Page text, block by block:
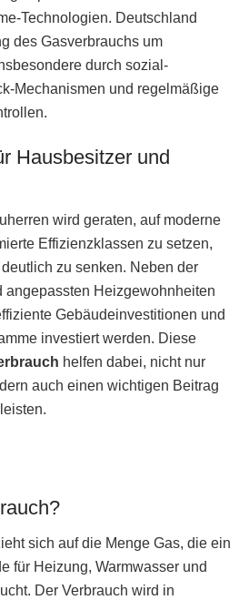
Technologien. Deutschland
des Gasverbrauchs um
durch sozial-
Mechanismen und regelmäßige
Hausbesitzer und
wird geraten, auf moderne
Effizienzklassen zu setzen,
zu senken. Neben der
angepassten Heizgewohnheiten
Gebäudeinvestitionen und
investiert werden. Diese
helfen dabei, nicht nur
auch einen wichtigen Beitrag
sich auf die Menge Gas, die ein
für Heizung, Warmwasser und
Der Verbrauch wird in